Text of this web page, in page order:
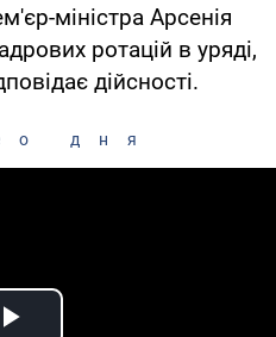
міністра Арсенія
ротацій в уряді,
дійсності.
дня